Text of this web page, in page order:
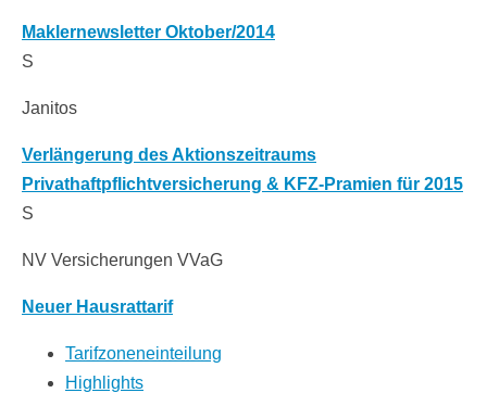
Maklernewsletter Oktober/2014
S
Janitos
Verlängerung des Aktionszeitraums
Privathaftpflichtversicherung & KFZ-Pramien für 2015
S
NV Versicherungen VVaG
Neuer Hausrattarif
Tarifzoneneinteilung
Highlights